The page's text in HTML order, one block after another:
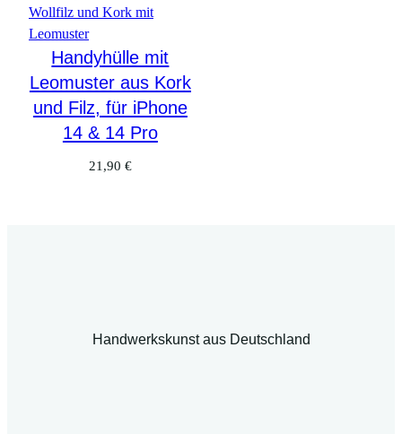
M
e
g
e
Handyhülle mit
Leomuster aus Kork
und Filz, für iPhone
14 & 14 Pro
21,90 €
Handwerkskunst aus Deutschland